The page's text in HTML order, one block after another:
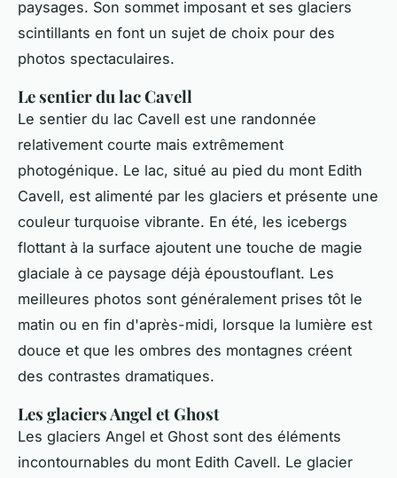
paysages. Son sommet imposant et ses glaciers
scintillants en font un sujet de choix pour des
photos spectaculaires.
Le sentier du lac Cavell
Le sentier du lac Cavell est une randonnée
relativement courte mais extrêmement
photogénique. Le lac, situé au pied du mont Edith
Cavell, est alimenté par les glaciers et présente une
couleur turquoise vibrante. En été, les icebergs
flottant à la surface ajoutent une touche de magie
glaciale à ce paysage déjà époustouflant. Les
meilleures photos sont généralement prises tôt le
matin ou en fin d'après-midi, lorsque la lumière est
douce et que les ombres des montagnes créent
des contrastes dramatiques.
Les glaciers Angel et Ghost
Les glaciers Angel et Ghost sont des éléments
incontournables du mont Edith Cavell. Le glacier